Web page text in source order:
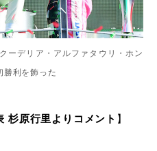
ーデリア・アルファタウリ・ホン
勝利を飾った
杉原行里よりコメント 】